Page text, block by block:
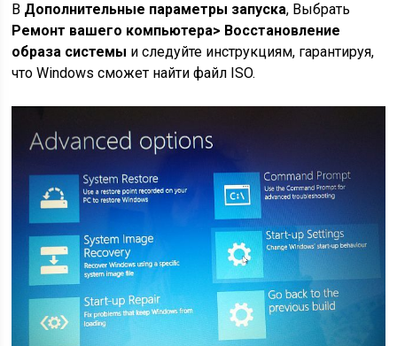
В Дополнительные параметры запуска, Выбрать
Ремонт вашего компьютера> Восстановление
образа системы и следуйте инструкциям, гарантируя,
что Windows сможет найти файл ISO.